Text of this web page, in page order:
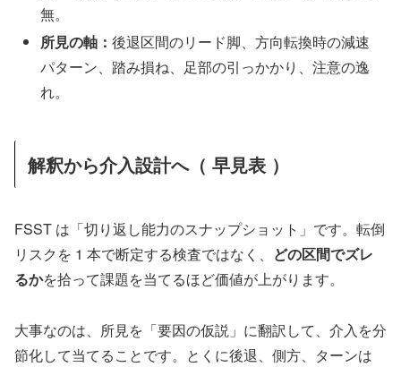
無。
所見の軸：後退区間のリード脚、方向転換時の減速
パターン、踏み損ね、足部の引っかかり、注意の逸
れ。
解釈から介入設計へ（ 早見表 ）
FSST は「切り返し能力のスナップショット」です。転倒
リスクを 1 本で断定する検査ではなく、 どの区間でズレ
るかを拾って課題を当てるほど価値が上がります。
大事なのは、所見を「要因の仮説」に翻訳して、介入を分
節化して当てることです。とくに後退、側方、ターンは